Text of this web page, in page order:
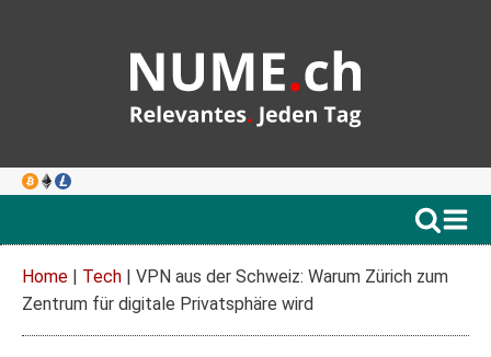
Home | Tech | VPN aus der Schweiz: Warum Zürich zum
Zentrum für digitale Privatsphäre wird